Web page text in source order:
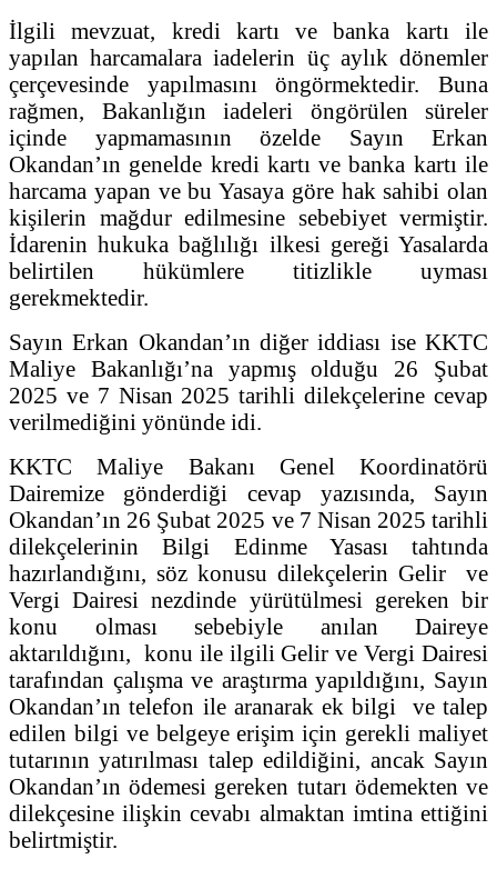
İlgili mevzuat, kredi kartı ve banka kartı ile
yapılan harcamalara iadelerin üç aylık dönemler
çerçevesinde yapılmasını öngörmektedir. Buna
rağmen, Bakanlığın iadeleri öngörülen süreler
içinde yapmamasının özelde Sayın Erkan
Okandan’ın genelde kredi kartı ve banka kartı ile
harcama yapan ve bu Yasaya göre hak sahibi olan
kişilerin mağdur edilmesine sebebiyet vermiştir.
İdarenin hukuka bağlılığı ilkesi gereği Yasalarda
belirtilen hükümlere titizlikle uyması
gerekmektedir.
Sayın Erkan Okandan’ın diğer iddiası ise KKTC
Maliye Bakanlığı’na yapmış olduğu 26 Şubat
2025 ve 7 Nisan 2025 tarihli dilekçelerine cevap
verilmediğini yönünde idi.
KKTC Maliye Bakanı Genel Koordinatörü
Dairemize gönderdiği cevap yazısında, Sayın
Okandan’ın 26 Şubat 2025 ve 7 Nisan 2025 tarihli
dilekçelerinin Bilgi Edinme Yasası tahtında
hazırlandığını, söz konusu dilekçelerin Gelir ve
Vergi Dairesi nezdinde yürütülmesi gereken bir
konu olması sebebiyle anılan Daireye
aktarıldığını, konu ile ilgili Gelir ve Vergi Dairesi
tarafından çalışma ve araştırma yapıldığını, Sayın
Okandan’ın telefon ile aranarak ek bilgi ve talep
edilen bilgi ve belgeye erişim için gerekli maliyet
tutarının yatırılması talep edildiğini, ancak Sayın
Okandan’ın ödemesi gereken tutarı ödemekten ve
dilekçesine ilişkin cevabı almaktan imtina ettiğini
belirtmiştir.